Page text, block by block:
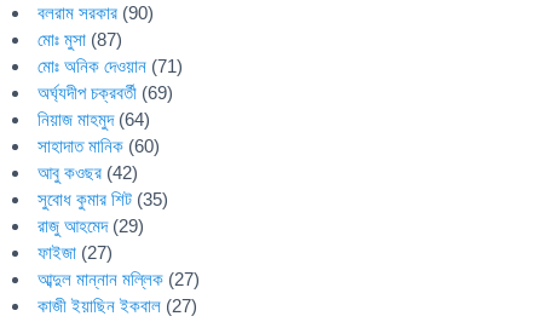
বলরাম সরকার (90)
মোঃ মুসা (87)
মোঃ অনিক দেওয়ান (71)
অর্ঘ্যদীপ চক্রবর্তী (69)
নিয়াজ মাহমুদ(64)
সাহাদাত মানিক (60)
আবু কওছর (42)
সুবোধ কুমার শিট (35)
রাজু আহমেদ(29)
ফাইজা (27)
আব্দুল মান্নান মল্লিক (27)
কাজী ইয়াছিন ইকবাল (27)